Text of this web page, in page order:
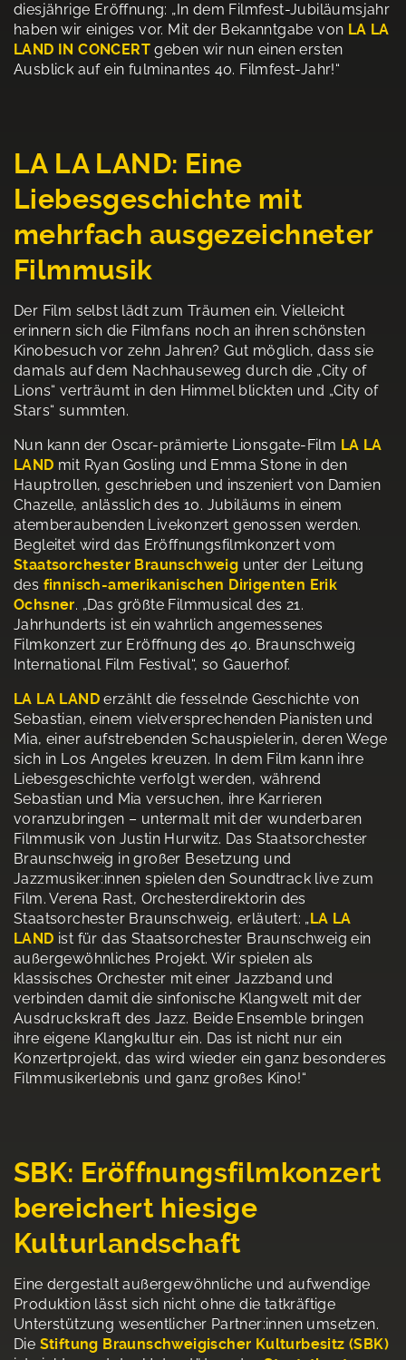
diesjährige Eröffnung: „In dem Filmfest-Jubiläumsjahr
haben wir einiges vor. Mit der Bekanntgabe von LA LA
LAND IN CONCERT geben wir nun einen ersten
Ausblick auf ein fulminantes 40. Filmfest-Jahr!“
LA LA LAND: Eine
Liebesgeschichte mit
mehrfach ausgezeichneter
Filmmusik
Der Film selbst lädt zum Träumen ein. Vielleicht
erinnern sich die Filmfans noch an ihren schönsten
Kinobesuch vor zehn Jahren? Gut möglich, dass sie
damals auf dem Nachhauseweg durch die „City of
Lions“ verträumt in den Himmel blickten und „City of
Stars“ summten.
Nun kann der Oscar-prämierte Lionsgate-Film LA LA
LAND mit Ryan Gosling und Emma Stone in den
Hauptrollen, geschrieben und inszeniert von Damien
Chazelle, anlässlich des 10. Jubiläums in einem
atemberaubenden Livekonzert genossen werden.
Begleitet wird das Eröffnungsfilmkonzert vom
Staatsorchester Braunschweig unter der Leitung
des finnisch-amerikanischen Dirigenten Erik
Ochsner. „Das größte Filmmusical des 21.
Jahrhunderts ist ein wahrlich angemessenes
Filmkonzert zur Eröffnung des 40. Braunschweig
International Film Festival“, so Gauerhof.
LA LA LAND erzählt die fesselnde Geschichte von
Sebastian, einem vielversprechenden Pianisten und
Mia, einer aufstrebenden Schauspielerin, deren Wege
sich in Los Angeles kreuzen. In dem Film kann ihre
Liebesgeschichte verfolgt werden, während
Sebastian und Mia versuchen, ihre Karrieren
voranzubringen – untermalt mit der wunderbaren
Filmmusik von Justin Hurwitz. Das Staatsorchester
Braunschweig in großer Besetzung und
Jazzmusiker:innen spielen den Soundtrack live zum
Film. Verena Rast, Orchesterdirektorin des
Staatsorchester Braunschweig, erläutert: „LA LA
LAND ist für das Staatsorchester Braunschweig ein
außergewöhnliches Projekt. Wir spielen als
klassisches Orchester mit einer Jazzband und
verbinden damit die sinfonische Klangwelt mit der
Ausdruckskraft des Jazz. Beide Ensemble bringen
ihre eigene Klangkultur ein. Das ist nicht nur ein
Konzertprojekt, das wird wieder ein ganz besonderes
Filmmusikerlebnis und ganz großes Kino!“
SBK: Eröffnungsfilmkonzert
bereichert hiesige
Kulturlandschaft
Eine dergestalt außergewöhnliche und aufwendige
Produktion lässt sich nicht ohne die tatkräftige
Unterstützung wesentlicher Partner:innen umsetzen.
Die Stiftung Braunschweigischer Kulturbesitz (SBK)